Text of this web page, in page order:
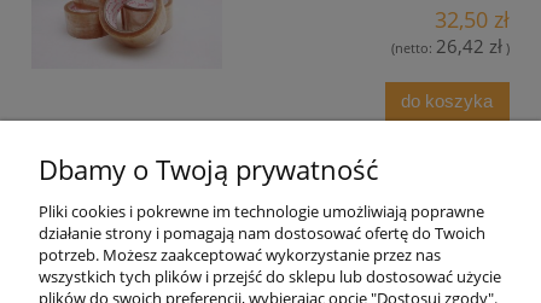
32,50 zł
(netto: 26,42 zł )
do koszyka
Informacje o sklepie
Twoje konto
Dbamy o Twoją prywatność
Pliki cookies i pokrewne im technologie umożliwiają poprawne
działanie strony i pomagają nam dostosować ofertę do Twoich
potrzeb. Możesz zaakceptować wykorzystanie przez nas
wszystkich tych plików i przejść do sklepu lub dostosować użycie
plików do swoich preferencji, wybierając opcję "Dostosuj zgody".